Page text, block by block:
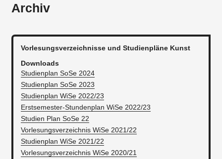
Archiv
Vorlesungsverzeichnisse und Studienpläne Kunst
Downloads
Studienplan SoSe 2024
Studienplan SoSe 2023
Studienplan WiSe 2022/23
Erstsemester-Stundenplan WiSe 2022/23
Studien Plan SoSe 22
Vorlesungsverzeichnis WiSe 2021/22
Studienplan WiSe 2021/22
Vorlesungsverzeichnis WiSe 2020/21